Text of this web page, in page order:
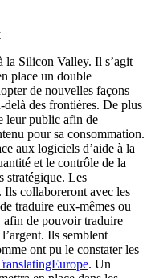
la Silicon Valley. Il s’agit
place un double
de nouvelles façons
des frontières. De plus
leur public afin de
pour sa consommation.
aux logiciels d’aide à la
et le contrôle de la
stratégique. Les
Ils collaboreront avec les
traduire eux-mêmes ou
afin de pouvoir traduire
Ils semblent
ont pu le constater les
. Un